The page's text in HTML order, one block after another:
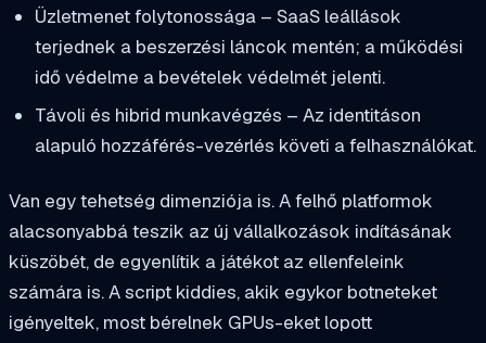
Üzletmenet folytonossága – SaaS leállások
terjednek a beszerzési láncok mentén; a működési
idő védelme a bevételek védelmét jelenti.
Távoli és hibrid munkavégzés – Az identitáson
alapuló hozzáférés-vezérlés követi a felhasználókat.
Van egy tehetség dimenziója is. A felhő platformok
alacsonyabbá teszik az új vállalkozások indításának
küszöbét, de egyenlítik a játékot az ellenfeleink
számára is. A script kiddies, akik egykor botneteket
igényeltek, most bérelnek GPUs-eket lopott